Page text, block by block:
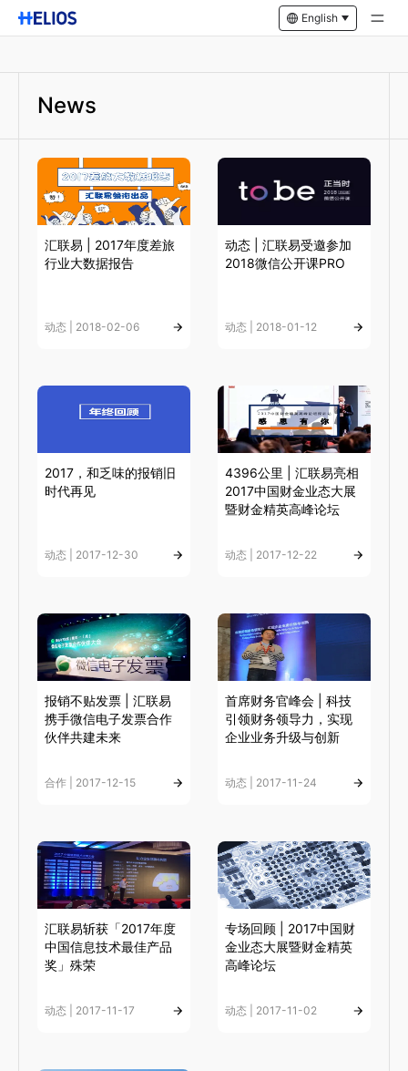
English
News
汇联易 | 2017年度差旅
行业大数据报告
动态 | 2018-02-06
动态 | 汇联易受邀参加
2018微信公开课PRO
动态 | 2018-01-12
2017，和乏味的报销旧
时代再见
动态 | 2017-12-30
4396公里 | 汇联易亮相
2017中国财金业态大展
暨财金精英高峰论坛
动态 | 2017-12-22
报销不贴发票 | 汇联易
携手微信电子发票合作
伙伴共建未来
合作 | 2017-12-15
首席财务官峰会 | 科技
引领财务领导力，实现
企业业务升级与创新
动态 | 2017-11-24
汇联易斩获「2017年度
中国信息技术最佳产品
奖」殊荣
动态 | 2017-11-17
专场回顾 | 2017中国财
金业态大展暨财金精英
高峰论坛
动态 | 2017-11-02